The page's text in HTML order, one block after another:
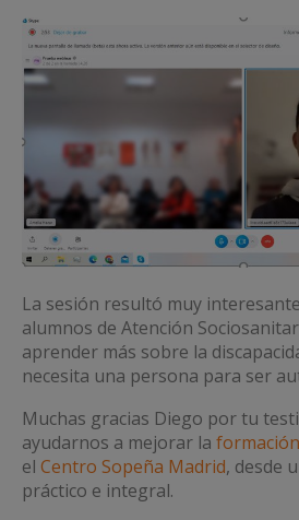
La sesión resultó muy
alumnos de Atención
aprender más sobre la
necesita una persona para ser
Muchas gracias Diego por tu
ayudarnos a mejorar la formación
el Centro Sopeña Madrid, desde
práctico e integral.